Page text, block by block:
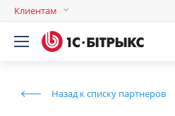
Клиентам
Назад к списку партнеров